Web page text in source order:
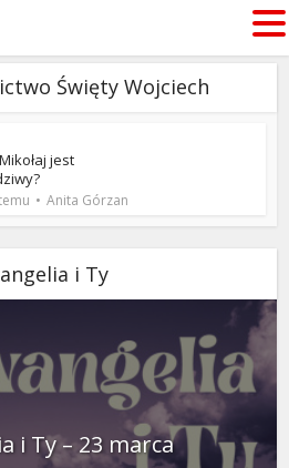
Święty Wojciech
jest
Anita Górzan
i Ty
i Ty – 23 marca